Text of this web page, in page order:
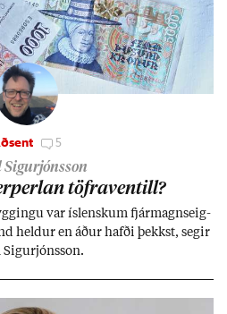
5
Sigurjónsson
töfra­ventill?
var ís­lensk­um fjár­magns­eig­
held­ur en áð­ur hafði þekkst, seg­ir